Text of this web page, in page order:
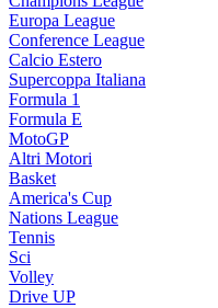
Europa League
Conference League
Calcio Estero
Supercoppa Italiana
Formula 1
Formula E
MotoGP
Altri Motori
Basket
America's Cup
Nations League
Tennis
Sci
Volley
Drive UP